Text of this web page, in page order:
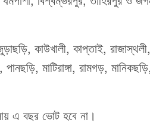
কাউখালী, কাপ্তাই,
মাটিরাঙ্গা, রামগড়,
এ বছর ভোট হবে না।